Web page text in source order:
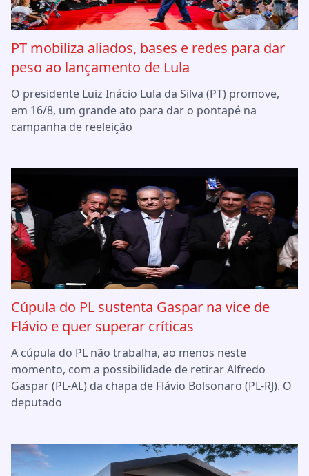
PT mobiliza aliados, bases e redes para dar
peso ao lançamento de Lula
O presidente Luiz Inácio Lula da Silva (PT) promove,
em 16/8, um grande ato para dar o pontapé na
campanha de reeleição
Cúpula do PL sustenta Gaspar na vice de
Flávio e quer superar críticas
A cúpula do PL não trabalha, ao menos neste
momento, com a possibilidade de retirar Alfredo
Gaspar (PL-AL) da chapa de Flávio Bolsonaro (PL-RJ). O
deputado